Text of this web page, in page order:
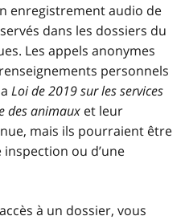
enregistrement audio de
dans les dossiers du
Les appels anonymes
personnels
Loi de 2019 sur les services
des animaux et leur
mais ils pourraient être
inspection ou d’une
à un dossier, vous